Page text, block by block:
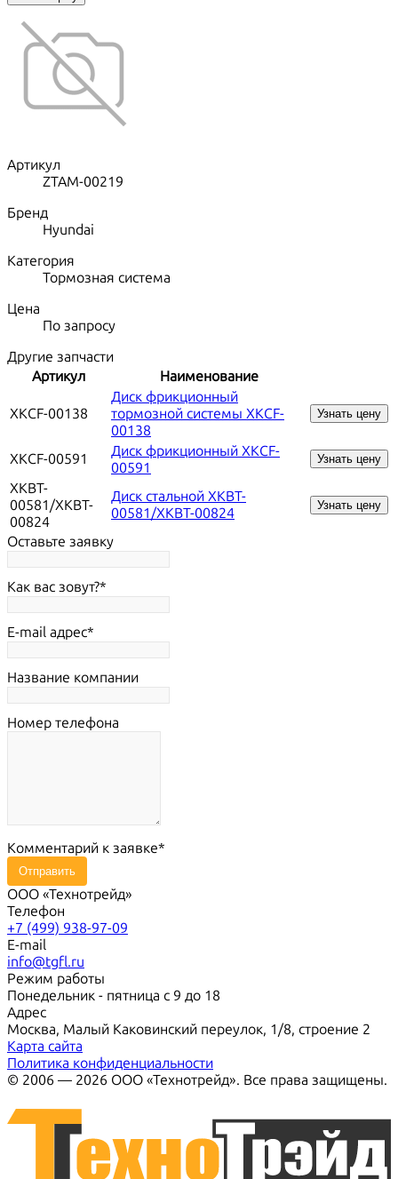
Артикул
ZTAM-00219
Бренд
Hyundai
Категория
Тормозная система
Цена
По запросу
Другие запчасти
Артикул
Наименование
XKCF-00138
Диск фрикционный
тормозной системы XKCF-
00138
Узнать цену
XKCF-00591
Диск фрикционный XKCF-
00591
Узнать цену
XKBT-
00581/XKBT-
00824
Диск стальной XKBT-
00581/XKBT-00824
Узнать цену
Оставьте заявку
Как вас зовут?
E-mail адрес
Название компании
Номер телефона
Комментарий к заявке
Отправить
ООО «Технотрейд»
Телефон
+7 (499) 938-97-09
E-mail
info@tgfl.ru
Режим работы
Понедельник - пятница с 9 до 18
Адрес
Москва, Малый Каковинский переулок, 1/8, строение 2
Карта сайта
Политика конфиденциальности
© 2006 — 2026 ООО «Технотрейд». Все права защищены.